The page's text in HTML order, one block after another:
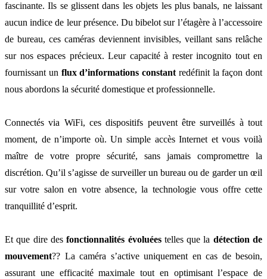
fascinante. Ils se glissent dans les objets les plus banals, ne laissant
aucun indice de leur présence. Du bibelot sur l’étagère à l’accessoire
de bureau, ces caméras deviennent invisibles, veillant sans relâche
sur nos espaces précieux. Leur capacité à rester incognito tout en
fournissant un flux d’informations constant redéfinit la façon dont
nous abordons la sécurité domestique et professionnelle.
Connectés via WiFi, ces dispositifs peuvent être surveillés à tout
moment, de n’importe où. Un simple accès Internet et vous voilà
maître de votre propre sécurité, sans jamais compromettre la
discrétion. Qu’il s’agisse de surveiller un bureau ou de garder un œil
sur votre salon en votre absence, la technologie vous offre cette
tranquillité d’esprit.
Et que dire desfonctionnalités évoluéestelles que la détection de
mouvement?? La caméra s’active uniquement en cas de besoin,
assurant une efficacité maximale tout en optimisant l’espace de